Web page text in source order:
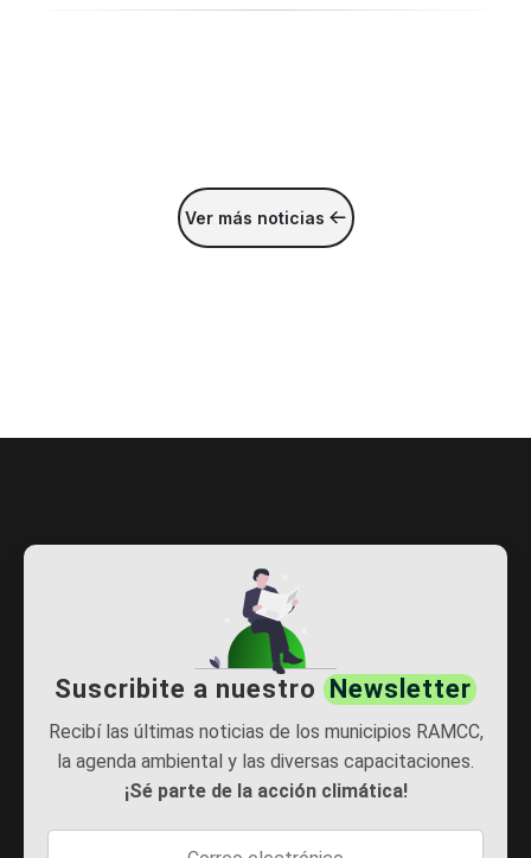
Ver más noticias
Suscribite a nuestro Newsletter
Recibí las últimas noticias de los municipios RAMCC,
la agenda ambiental y las diversas capacitaciones.
¡Sé parte de la acción climática!